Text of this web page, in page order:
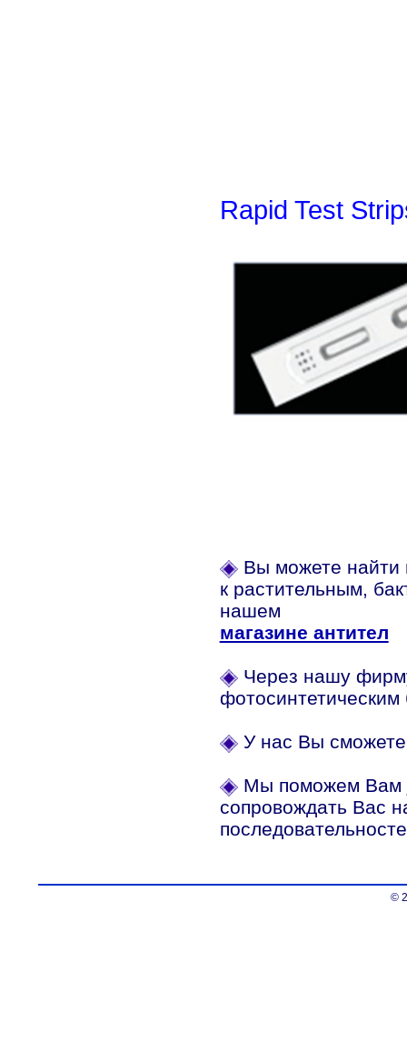
Rapid Test
Вы можете найти
к растительным,
нашем
магазине антител
Через нашу
фотосинтетическим
У нас Вы
Мы поможем Вам
сопровождать Вас
©